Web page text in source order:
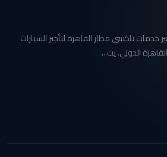
تاكسي مطار القاهرة لتأجير السيارات
الدولي. يت...